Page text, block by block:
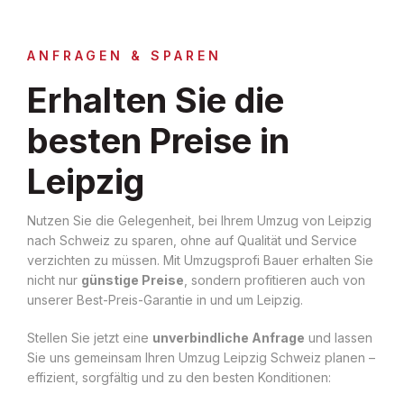
ANFRAGEN & SPAREN
Erhalten Sie die
besten Preise in
Leipzig
Nutzen Sie die Gelegenheit, bei Ihrem Umzug von Leipzig
nach Schweiz zu sparen, ohne auf Qualität und Service
verzichten zu müssen. Mit Umzugsprofi Bauer erhalten Sie
nicht nur günstige Preise , sondern profitieren auch von
unserer Best-Preis-Garantie in und um Leipzig.
Stellen Sie jetzt eine unverbindliche Anfrage und lassen
Sie uns gemeinsam Ihren Umzug Leipzig Schweiz planen –
effizient, sorgfältig und zu den besten Konditionen: